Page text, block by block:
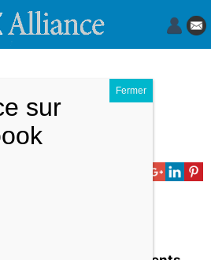
de fruits
carnet de recette